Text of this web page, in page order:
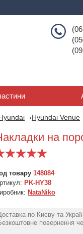
Hyundai Venue
на
товару 148084
PK-HY38
NataNiko
по Києву та
повернення